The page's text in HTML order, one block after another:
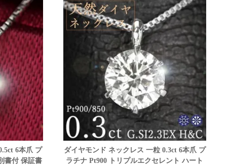
6本爪 プ
書付 保証書
ダイヤモンド ネックレス 一粒 0.3ct 6本爪 プ
ラチナ Pt900 トリプルエクセレント ハート